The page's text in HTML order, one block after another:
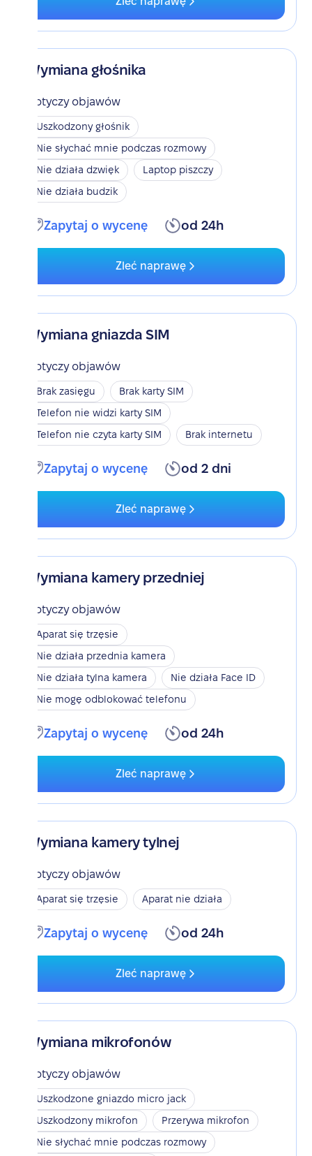
Wymiana głośnika
Dotyczy objawów
Uszkodzony głośnik
Nie słychać mnie podczas rozmowy
Nie działa dzwięk
Laptop piszczy
Nie działa budzik
Zapytaj o wycenę od 24h
Zleć naprawę
Wymiana gniazda SIM
Dotyczy objawów
Brak zasięgu
Brak karty SIM
Telefon nie widzi karty SIM
Telefon nie czyta karty SIM
Brak internetu
Zapytaj o wycenę od 2 dni
Zleć naprawę
Wymiana kamery przedniej
Dotyczy objawów
Aparat się trzęsie
Nie działa przednia kamera
Nie działa tylna kamera
Nie działa Face ID
Nie mogę odblokować telefonu
Zapytaj o wycenę od 24h
Zleć naprawę
Wymiana kamery tylnej
Dotyczy objawów
Aparat się trzęsie Aparat nie działa
Zapytaj o wycenę od 24h
Zleć naprawę
Wymiana mikrofonów
Dotyczy objawów
Uszkodzone gniazdo micro jack
Uszkodzony mikrofon
Przerywa mikrofon
Nie słychać mnie podczas rozmowy